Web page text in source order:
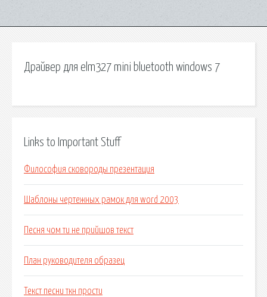
Драйвер для elm327 mini bluetooth windows 7
Links to Important Stuff
Философия сковороды презентация
Шаблоны чертежных рамок для word 2003
Песня чом ти не прийшов текст
План руководителя образец
Текст песни ткн прости